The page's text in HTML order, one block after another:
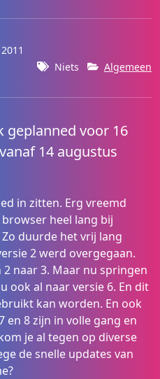
Niets
Algemeen
geplanned voor 16
14 augustus
in zitten. Erg vreemd
heel lang bij
duurde het vrij lang
2 werd overgegaan.
naar 3. Maar nu springen
ook al naar versie 6. En dit
kan worden. En ook
en 8 zijn in volle gang en
je al tegen op diverse
de snelle updates van